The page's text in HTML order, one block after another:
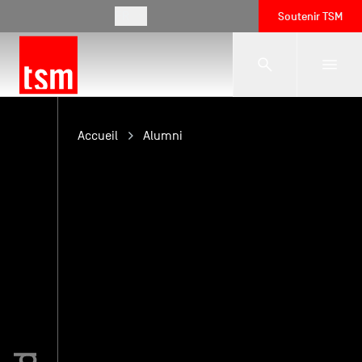
Soutenir TSM
L'écoleAccueil Alumni